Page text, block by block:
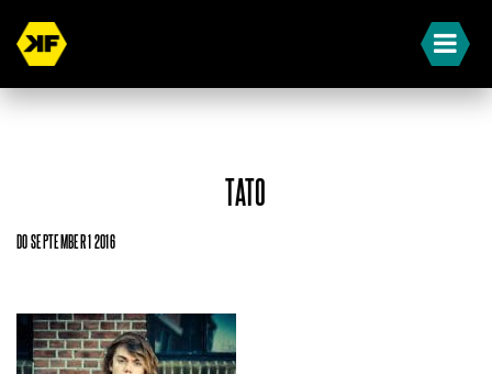
TATO
DO SEPTEMBER 1 2016